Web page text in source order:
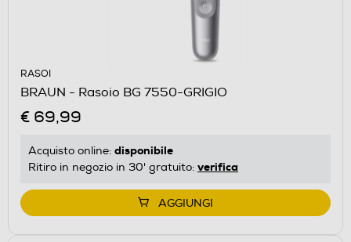
RASOI
BRAUN - Rasoio BG 7550-GRIGIO
€ 69,99
Acquisto online: disponibile
Ritiro in negozio in 30' gratuito: verifica
AGGIUNGI